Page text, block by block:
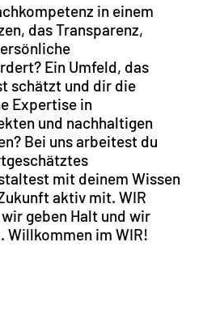
in einem
das Transparenz,
Ein Umfeld, das
schätzt und dir die
Expertise in
und nachhaltigen
Bei uns arbeitest du
mit deinem Wissen
aktiv mit. WIR
geben Halt und wir
Willkommen im WIR!